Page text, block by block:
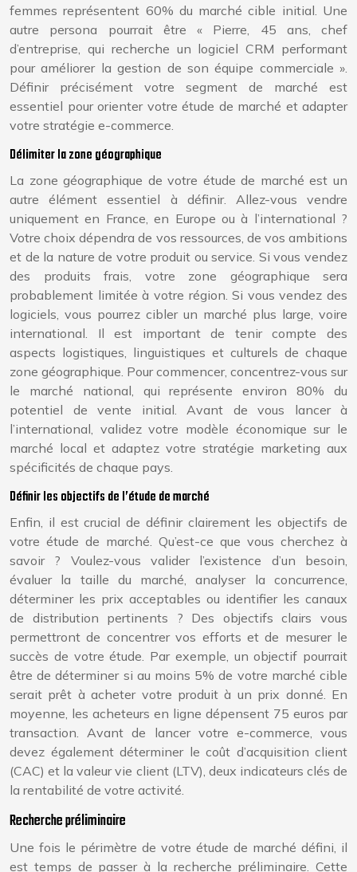
femmes représentent 60% du marché cible initial. Une
autre persona pourrait être « Pierre, 45 ans, chef
d’entreprise, qui recherche un logiciel CRM performant
pour améliorer la gestion de son équipe commerciale ».
Définir précisément votre segment de marché est
essentiel pour orienter votre étude de marché et adapter
votre stratégie e-commerce.
Délimiter la zone géographique
La zone géographique de votre étude de marché est un
autre élément essentiel à définir. Allez-vous vendre
uniquement en France, en Europe ou à l’international ?
Votre choix dépendra de vos ressources, de vos ambitions
et de la nature de votre produit ou service. Si vous vendez
des produits frais, votre zone géographique sera
probablement limitée à votre région. Si vous vendez des
logiciels, vous pourrez cibler un marché plus large, voire
international. Il est important de tenir compte des
aspects logistiques, linguistiques et culturels de chaque
zone géographique. Pour commencer, concentrez-vous sur
le marché national, qui représente environ 80% du
potentiel de vente initial. Avant de vous lancer à
l’international, validez votre modèle économique sur le
marché local et adaptez votre stratégie marketing aux
spécificités de chaque pays.
Définir les objectifs de l’étude de marché
Enfin, il est crucial de définir clairement les objectifs de
votre étude de marché. Qu’est-ce que vous cherchez à
savoir ? Voulez-vous valider l’existence d’un besoin,
évaluer la taille du marché, analyser la concurrence,
déterminer les prix acceptables ou identifier les canaux
de distribution pertinents ? Des objectifs clairs vous
permettront de concentrer vos efforts et de mesurer le
succès de votre étude. Par exemple, un objectif pourrait
être de déterminer si au moins 5% de votre marché cible
serait prêt à acheter votre produit à un prix donné. En
moyenne, les acheteurs en ligne dépensent 75 euros par
transaction. Avant de lancer votre e-commerce, vous
devez également déterminer le coût d’acquisition client
(CAC) et la valeur vie client (LTV), deux indicateurs clés de
la rentabilité de votre activité.
Recherche préliminaire
Une fois le périmètre de votre étude de marché défini, il
est temps de passer à la recherche préliminaire. Cette